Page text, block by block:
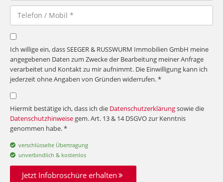
Ich willige ein, dass SEEGER & RUSSWURM Immobilien GmbH meine
angegebenen Daten zum Zwecke der Bearbeitung meiner Anfrage
verarbeitet und Kontakt zu mir aufnimmt. Die Einwilligung kann ich
jederzeit ohne Angaben von Gründen widerrufen. *
Hiermit bestätige ich, dass ich die Datenschutzerklärungsowie die
Datenschutzhinweisegem. Art. 13 & 14 DSGVO zur Kenntnis
genommen habe. *
verschlüsselte Übertragung
unverbindlich & kostenlos
Jetzt Infobroschüre erhalten